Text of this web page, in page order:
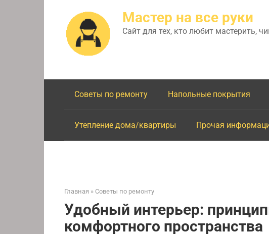
Мастер на все руки
Сайт для тех, кто любит мастерить,
Советы по ремонту Напольные покрытия
Утепление дома/квартиры Прочая
Главная » Советы по ремонту
Удобный интерьер:
комфортного пространства